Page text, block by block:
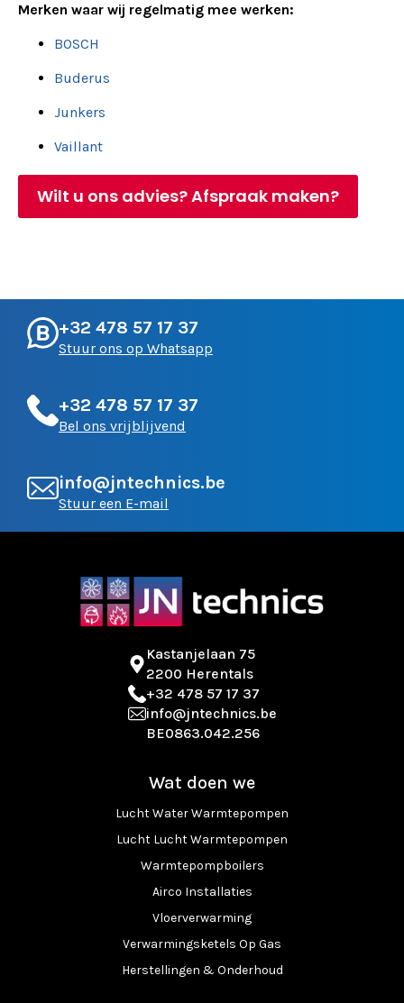
Merken waar wij regelmatig mee werken:
BOSCH
Buderus
Junkers
Vaillant
Wilt u ons advies? Afspraak maken?
+32 478 57 17 37
Stuur ons op Whatsapp
+32 478 57 17 37
Bel ons vrijblijvend
info@jntechnics.be
Stuur een E-mail
Kastanjelaan 75
2200 Herentals
+32 478 57 17 37
info@jntechnics.be
BE0863.042.256
Wat doen we
Lucht Water Warmtepompen
Lucht Lucht Warmtepompen
Warmtepompboilers
Airco Installaties
Vloerverwarming
Verwarmingsketels Op Gas
Herstellingen & Onderhoud